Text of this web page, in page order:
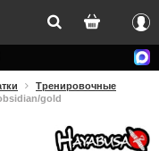
Вход
Тренировочные
gold